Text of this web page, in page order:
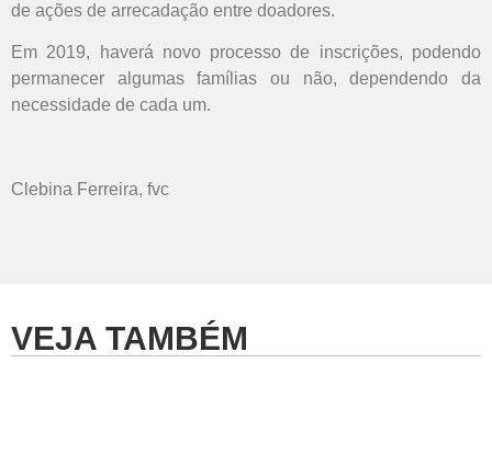
de ações de arrecadação entre doadores.
Em 2019, haverá novo processo de inscrições, podendo
permanecer algumas famílias ou não, dependendo da
necessidade de cada um.
Clebina Ferreira, fvc
VEJA TAMBÉM